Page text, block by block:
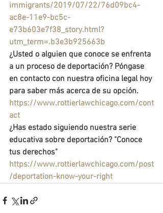
immigrants/2019/07/22/76d09bc4-
ac8e-11e9-bc5c-
e73b603e7f38_story.html?
utm_term=.b3e3b925663b
¿Usted o alguien que conoce se enfrenta
a un proceso de deportación? Póngase
en contacto con nuestra oficina legal hoy
para saber más acerca de su opción.
https://www.rottierlawchicago.com/cont
act
¿Has estado siguiendo nuestra serie
educativa sobre deportación? "Conoce
tus derechos"
https://www.rottierlawchicago.com/post
/deportation-know-your-right